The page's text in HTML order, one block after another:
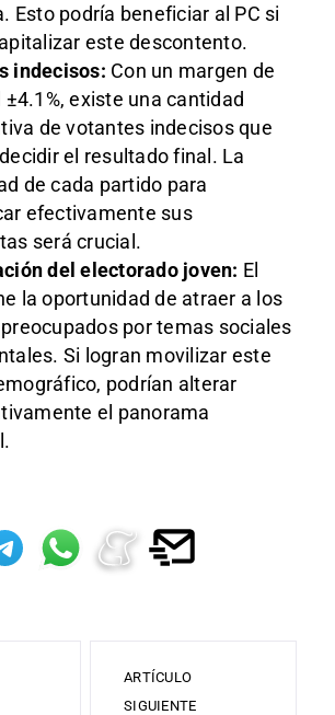
Esto podría beneficiar al PC si
este descontento.
indecisos: Con un margen de
±4.1%, existe una cantidad
de votantes indecisos que
el resultado final. La
de cada partido para
efectivamente sus
será crucial.
del electorado joven: El
la oportunidad de atraer a los
por temas sociales
Si logran movilizar este
podrían alterar
el panorama
ARTÍCULO
SIGUIENTE